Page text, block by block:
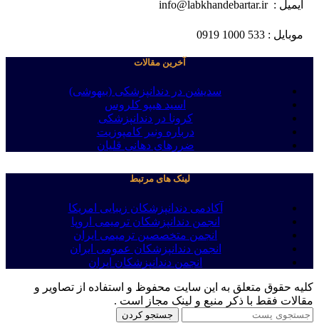
ایمیل : info@labkhandebartar.ir
موبایل : 533 1000 0919
آخرین مقالات
سدیشن در دندانپزشکی (بیهوشی)
اسید هیپو کلروس
کرونا در دندانپزشکی
درباره ونیر کامپوزیت
ضررهای دهانی قلیان
لینک های مرتبط
آکادمی دندانپزشکان زیبایی امریکا
انجمن دندانپزشکان ترمیمی اروپا
انجمن متخصصین ترمیمی ایران
انجمن دندانپزشکان عمومی ایران
انجمن دندانپزشکان ایران
کلیه حقوق متعلق به این سایت محفوظ و استفاده از تصاویر و
مقالات فقط با ذکر منبع و لینک مجاز است .
جستجو کردن